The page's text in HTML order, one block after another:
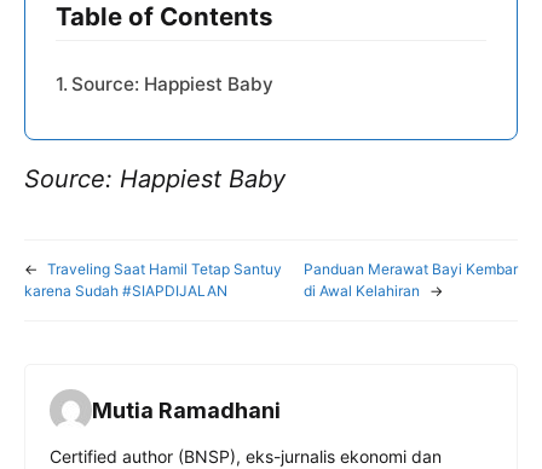
Table of Contents
Source: Happiest Baby
Source: Happiest Baby
← Traveling Saat Hamil Tetap Santuy
karena Sudah #SIAPDIJALAN
Panduan Merawat Bayi Kembar
di Awal Kelahiran
→
Mutia Ramadhani
Certified author (BNSP), eks-jurnalis ekonomi dan